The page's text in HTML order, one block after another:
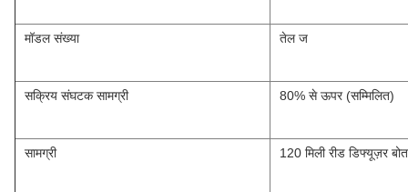
मॉडल संख्या तेल ज
सक्रिय संघटक सामग्री 80% से ऊपर (सम्मिलित)
सामग्री 120 मिली रीड डिफ्यूज़र